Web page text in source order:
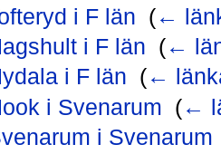
i F län (←
i F län (←
i F län (←
i Svenarum (←
i Svenarum